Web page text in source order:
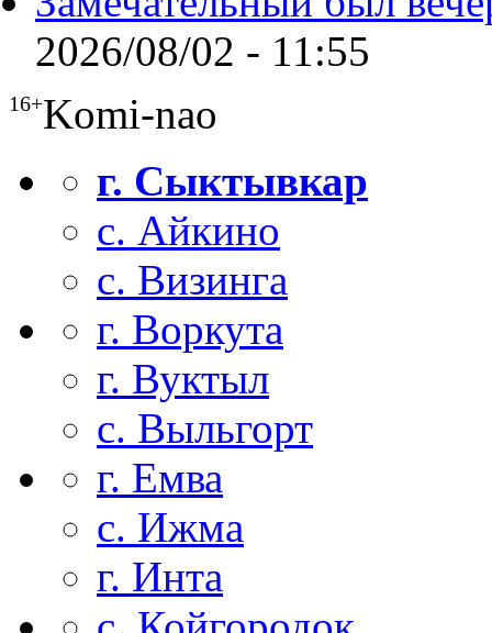
2026/08/02 - 11:55
16+Komi-nao
г. Сыктывкар
с. Айкино
с. Визинга
г. Воркута
г. Вуктыл
с. Выльгорт
г. Емва
с. Ижма
г. Инта